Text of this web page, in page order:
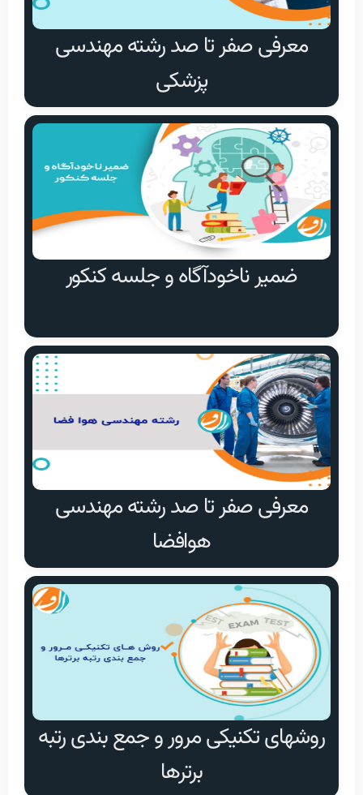
معرفی صفر تا صد رشته مهندسی
پزشکی
ضمیر ناخودآگاه و جلسه‌ کنکور
معرفی صفر تا صد رشته مهندسی
هوافضا
روشهای تکنیکی مرور و جمع بندی رتبه
برترها